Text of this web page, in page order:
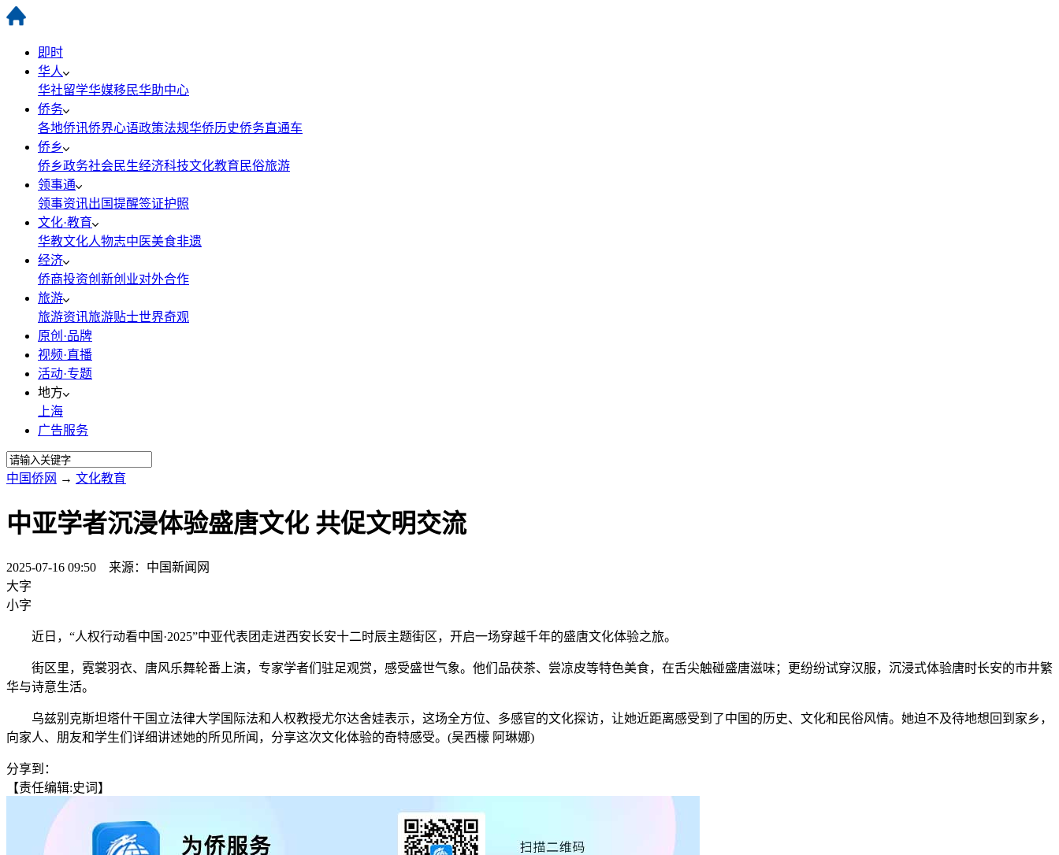
即时
华人
华社留学华媒移民华助中心
侨务
各地侨讯侨界心语政策法规华侨历史侨务直通车
侨乡
侨乡政务社会民生经济科技文化教育 民俗旅游
领事通
领事资讯出国提醒签证护照
文化·教育
华教文化人物志中医美食非遗
经济
侨商投资创新创业对外合作
旅游
旅游资讯旅游贴士世界奇观
原创·品牌
视频·直播
活动·专题
地方
上海
广告服务
中国侨网 → 文化教育
中亚学者沉浸体验盛唐文化 共促文明交流
2025-07-16 09:50 来源：中国新闻网
大字
小字
近日，“人权行动看中国·2025”中亚代表团走进西安长安十二时辰主题街区，开启一场穿越千年的盛唐文化体验之旅。
街区里，霓裳羽衣、唐风乐舞轮番上演，专家学者们驻足观赏，感受盛世气象。他们品茯茶、尝凉皮等特色美食，在舌尖触碰盛唐滋味；更纷纷试穿汉服，沉浸式体验唐时长安的市井繁
华与诗意生活。
乌兹别克斯坦塔什干国立法律大学国际法和人权教授尤尔达舍娃表示，这场全方位、多感官的文化探访，让她近距离感受到了中国的历史、文化和民俗风情。她迫不及待地想回到家乡，
向家人、朋友和学生们详细讲述她的所见所闻，分享这次文化体验的奇特感受。(吴西檬 阿琳娜)
分享到：
【责任编辑:史词】